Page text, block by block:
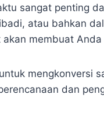
sangat penting
atau bahkan
membuat
mengkonversi
dan